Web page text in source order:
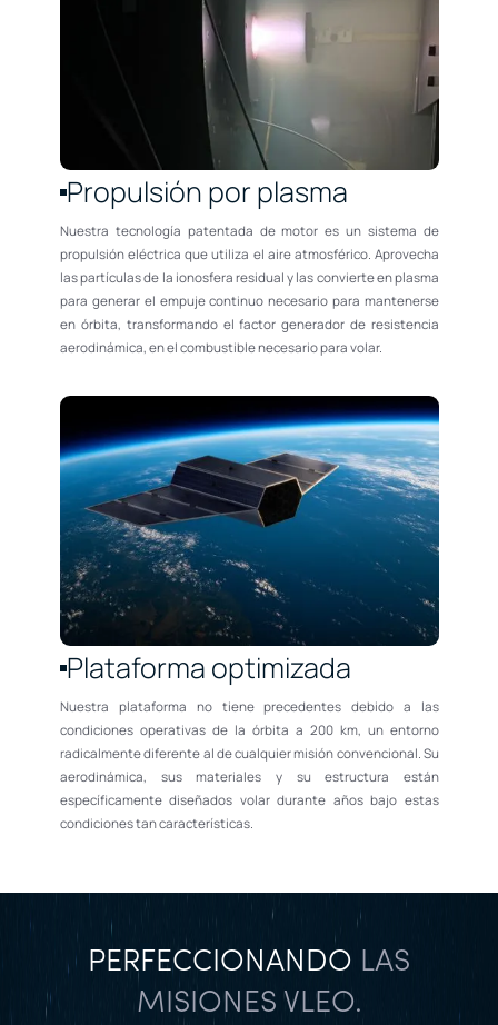
Propulsión por plasma
Nuestra tecnología patentada de motor es un sistema de
propulsión eléctrica que utiliza el aire atmosférico. Aprovecha
las partículas de la ionosfera residual y las convierte en plasma
para generar el empuje continuo necesario para mantenerse
en órbita, transformando el factor generador de resistencia
aerodinámica, en el combustible necesario para volar.
Plataforma optimizada
Nuestra plataforma no tiene precedentes debido a las
condiciones operativas de la órbita a 200 km, un entorno
radicalmente diferente al de cualquier misión convencional. Su
aerodinámica, sus materiales y su estructura están
específicamente diseñados volar durante años bajo estas
condiciones tan características.
PERFECCIONANDO LAS
MISIONES VLEO.